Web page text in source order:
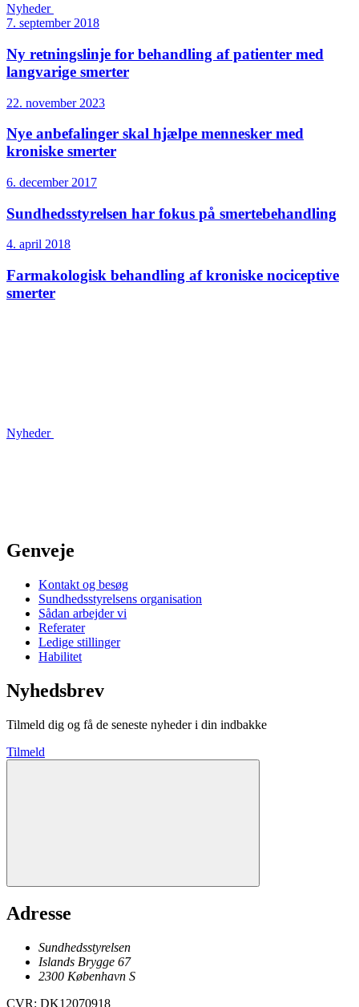
Nyheder
7. september 2018
Ny retningslinje for behandling af patienter med
langvarige smerter
22. november 2023
Nye anbefalinger skal hjælpe mennesker med
kroniske smerter
6. december 2017
Sundheds­styrelsen har fokus på smertebehandling
4. april 2018
Farmakologisk behandling af kroniske nociceptive
smerter
Nyheder
Genveje
Kontakt og besøg
Sundhedsstyrelsens organisation
Sådan arbejder vi
Referater
Ledige stillinger
Habilitet
Nyhedsbrev
Tilmeld dig og få de seneste nyheder i din indbakke
Tilmeld
Adresse
Sundhedsstyrelsen
Islands Brygge 67
2300 København S
CVR: DK12070918